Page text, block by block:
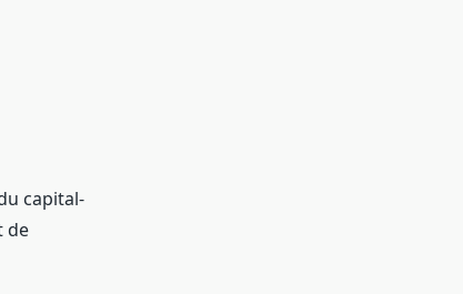
capital-
de